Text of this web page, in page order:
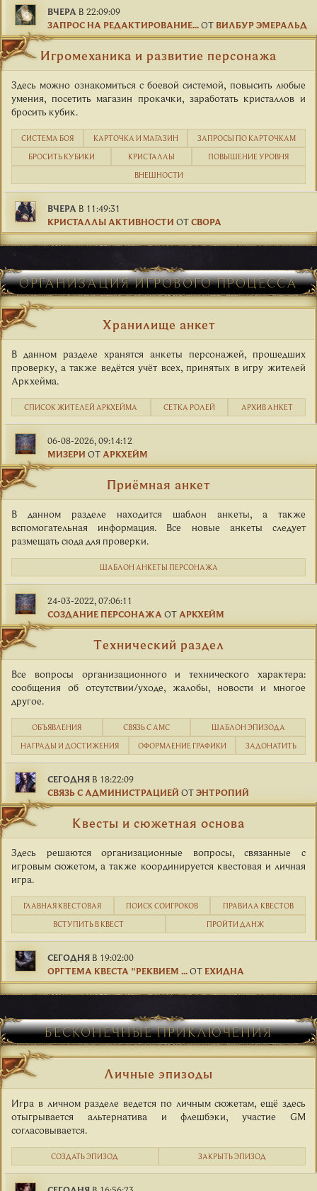
ВЧЕРА В 22:09:09
ЗАПРОС НА РЕДАКТИРОВАНИЕ...ОТ ВИЛБУР ЭМЕРАЛЬД
Игромеханика и развитие персонажа
Здесь можно ознакомиться с боевой системой, повысить любые
умения, посетить магазин прокачки, заработать кристаллов и
бросить кубик.
СИСТЕМА БОЯ КАРТОЧКА И МАГАЗИН
ЗАПРОСЫ ПО КАРТОЧКАМ
БРОСИТЬ КУБИКИ
КРИСТАЛЛЫ
ПОВЫШЕНИЕ УРОВНЯ
ВНЕШНОСТИ
ВЧЕРА В 11:49:31
КРИСТАЛЛЫ АКТИВНОСТИ ОТСВОРА
ОРГАНИЗАЦИЯ ИГРОВОГО ПРОЦЕССА
Хранилище анкет
В данном разделе хранятся анкеты персонажей, прошедших
проверку, а также ведётся учёт всех, принятых в игру жителей
Аркхейма.
СПИСОК ЖИТЕЛЕЙ АРКХЕЙМА СЕТКА РОЛЕЙ АРХИВ АНКЕТ
06-08-2026, 09:14:12
МИЗЕРИ ОТ АРКХЕЙМ
Приёмная анкет
В данном разделе находится шаблон анкеты, а также
вспомогательная информация. Все новые анкеты следует
размещать сюда для проверки.
ШАБЛОН АНКЕТЫ ПЕРСОНАЖА
24-03-2022, 07:06:11
СОЗДАНИЕ ПЕРСОНАЖА ОТ АРКХЕЙМ
Технический раздел
Все вопросы организационного и технического характера:
сообщения об отсутствии/уходе, жалобы, новости и многое
другое.
ОБЪЯВЛЕНИЯ СВЯЗЬ С АМС
ШАБЛОН ЭПИЗОДА
НАГРАДЫ И ДОСТИЖЕНИЯ
ОФОРМЛЕНИЕ ГРАФИКИ ЗАДОНАТИТЬ
СЕГОДНЯ В 18:22:09
СВЯЗЬ С АДМИНИСТРАЦИЕЙ ОТЭНТРОПИЙ
Квесты и сюжетная основа
Здесь решаются организационные вопросы, связанные с
игровым сюжетом, а также координируется квестовая и личная
игра.
ГЛАВНАЯ КВЕСТОВАЯ ПОИСК СОИГРОКОВ
ПРАВИЛА КВЕСТОВ
ВСТУПИТЬ В КВЕСТ
ПРОЙТИ ДАНЖ
СЕГОДНЯ В 19:02:00
ОРГТЕМА КВЕСТА "РЕКВИЕМ ...ОТ ЕХИДНА
БЕСКОНЕЧНЫЕ ПРИКЛЮЧЕНИЯ
Личные эпизоды
Игра в личном разделе ведется по личным сюжетам, ещё здесь
отыгрывается альтернатива и флешбэки, участие GM
согласовывается.
СОЗДАТЬ ЭПИЗОД ЗАКРЫТЬ ЭПИЗОД